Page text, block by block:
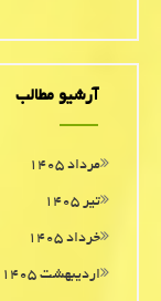
آرشیو مطالب
مرداد ۱۴۰۵
تیر ۱۴۰۵
خرداد ۱۴۰۵
اردیبهشت ۱۴۰۵